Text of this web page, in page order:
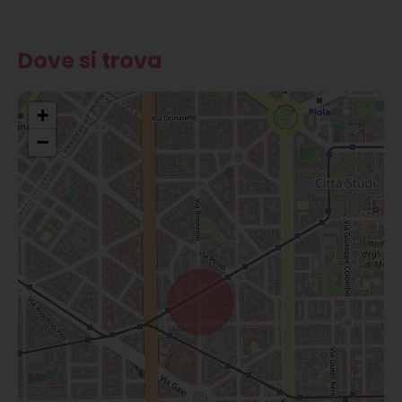
Dove si trova
+
−